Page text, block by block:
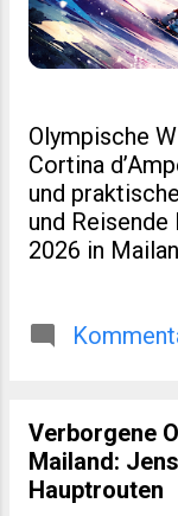
Olympische
Cortina
und
und
2026 in
Turin 2006
wirtschaftlich
verzahnt
europäischer
Verborgene
Mailand:
Hauptrouten